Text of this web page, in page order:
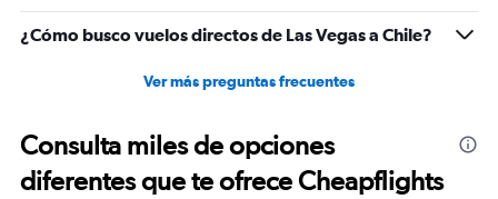
¿Cómo busco vuelos directos de Las Vegas a Chile?
Ver más preguntas frecuentes
Consulta miles de opciones
diferentes que te ofrece Cheapflights